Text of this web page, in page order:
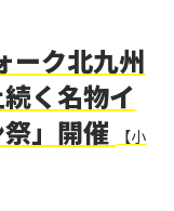
ーク北九州
く名物イ
」開催
【小